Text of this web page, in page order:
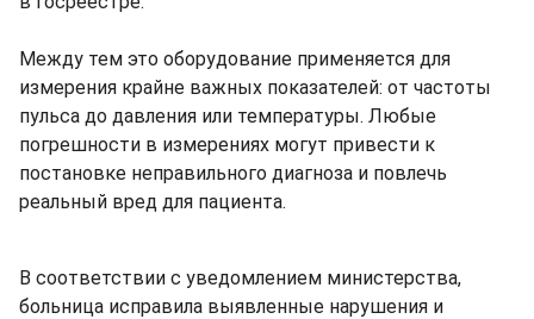
Между тем это оборудование применяется для
измерения крайне важных показателей: от частоты
пульса до давления или температуры. Любые
погрешности в измерениях могут привести к
постановке неправильного диагноза и повлечь
реальный вред для пациента.
В соответствии с уведомлением министерства,
больница исправила выявленные нарушения и